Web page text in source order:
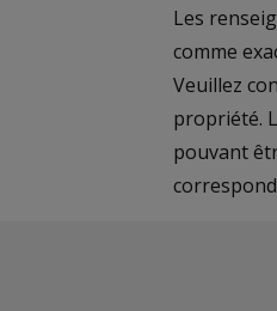
Les
comme
Veuillez
propriété.
pouvant